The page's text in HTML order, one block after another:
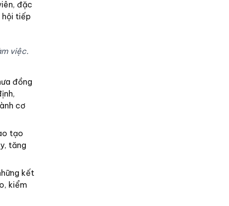
đặc
hội tiếp
việc.
đồng
cơ
tạo
tăng
kết
kiểm